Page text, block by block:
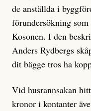
de anställda i
förundersökning
Kosonen. I den
Anders Rydbergs
dit bägge tros ha
Vid husrannsakan
kronor i kontanter